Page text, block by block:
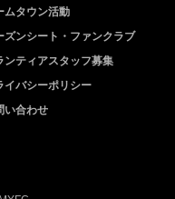
ムタウン活動
ズンシート・ファンクラブ
ンティアスタッフ募集
イバシーポリシー
い合わせ